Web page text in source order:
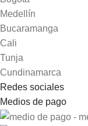
Medellín
Bucaramanga
Cali
Tunja
Cundinamarca
Redes sociales
Medios de pago